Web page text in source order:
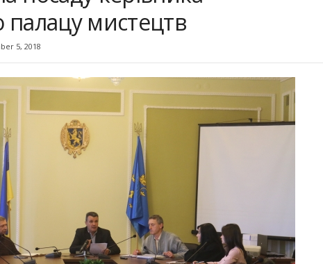
палацу мистецтв
5, 2018